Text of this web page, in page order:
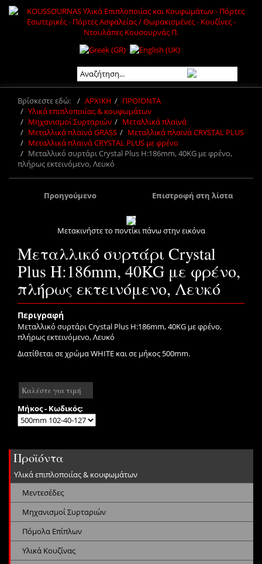
Βρίσκεστε εδώ: ΑΡΧΙΚΗ
ΠΡΟΙΟΝΤΑ
Υλικά επιπλοποιίας & κουφωμάτων
Μηχανισμοί Συρταριών
Μεταλλικά πλαϊνά
Μεταλλικά πλαϊνά GRASS
Μεταλλικά πλαϊνά CRYSTAL PLUS
Μεταλλικά πλαϊνά CRYSTAL PLUS με φρένο
Μεταλλικό συρτάρι Crystal Plus H:186mm, 40KG με φρένο,
πλήρως εκτεινόμενο, Λευκό
Προηγούμενο Επιστροφή στη λίστα
Μετακινήστε το ποντίκι πάνω στην εικόνα
Μεταλλικό συρτάρι Crystal
Plus H:186mm, 40KG με φρένο,
πλήρως εκτεινόμενο, Λευκό
Περιγραφή
Μεταλλικό συρτάρι Crystal Plus H:186mm, 40KG με φρένο,
πλήρως εκτεινόμενο, Λευκό
Διατίθεται σε χρώμα WHITE και σε μήκος 500mm.
Καλέστε για τιμή
Μήκος - Κωδικός:
Προϊόντα
Υλικά επιπλοποιίας & κουφωμάτων
Μεντεσέδες
Μηχανισμοί Συρταριών
Πόμολα Επίπλων
Υλικά Κουζίνας